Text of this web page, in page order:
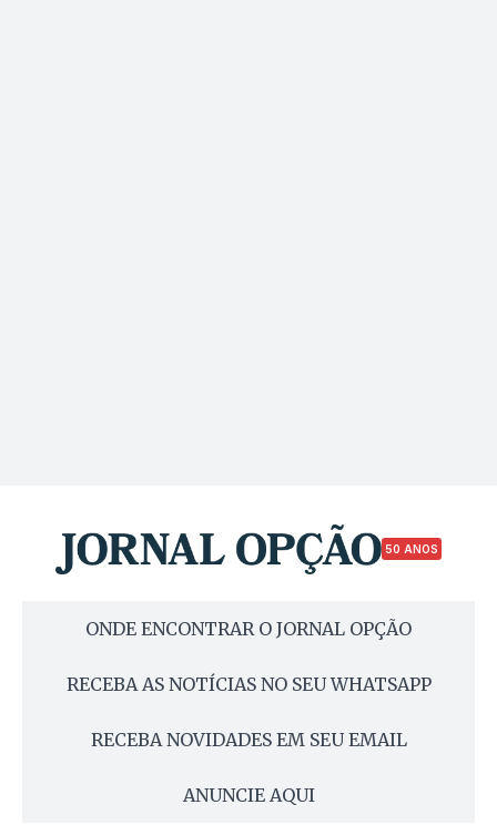
50 ANOS
ONDE ENCONTRAR O JORNAL OPÇÃO
RECEBA AS NOTÍCIAS NO SEU WHATSAPP
RECEBA NOVIDADES EM SEU EMAIL
ANUNCIE AQUI